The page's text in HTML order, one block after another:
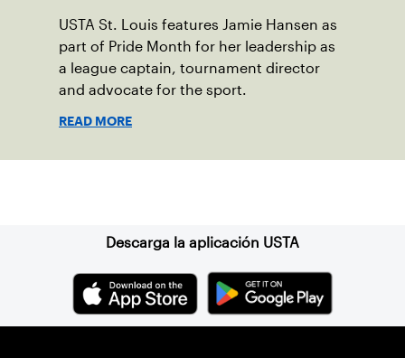
USTA St. Louis features Jamie Hansen as
part of Pride Month for her leadership as
a league captain, tournament director
and advocate for the sport.
READ MORE
Descarga la aplicación USTA